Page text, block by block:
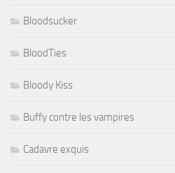
Bloodsucker
BloodTies
Bloody Kiss
Buffy contre les vampires
Cadavre exquis